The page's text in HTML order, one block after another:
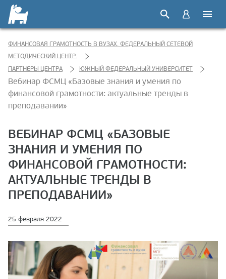
ФИНАНСОВАЯ ГРАМОТНОСТЬ В ВУЗАХ. ФЕДЕРАЛЬНЫЙ СЕТЕВОЙ
МЕТОДИЧЕСКИЙ ЦЕНТР.
ПАРТНЕРЫ ЦЕНТРА
ЮЖНЫЙ ФЕДЕРАЛЬНЫЙ УНИВЕРСИТЕТ
Вебинар ФСМЦ «Базовые знания и умения по
финансовой грамотности: актуальные тренды в
преподавании»
ВЕБИНАР ФСМЦ «БАЗОВЫЕ
ЗНАНИЯ И УМЕНИЯ ПО
ФИНАНСОВОЙ ГРАМОТНОСТИ:
АКТУАЛЬНЫЕ ТРЕНДЫ В
ПРЕПОДАВАНИИ»
25 февраля 2022